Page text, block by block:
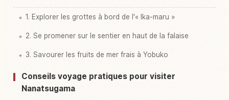
1. Explorer les grottes à bord de l'« Ika-maru »
2. Se promener sur le sentier en haut de la falaise
3. Savourer les fruits de mer frais à Yobuko
Conseils voyage pratiques pour visiter
Nanatsugama